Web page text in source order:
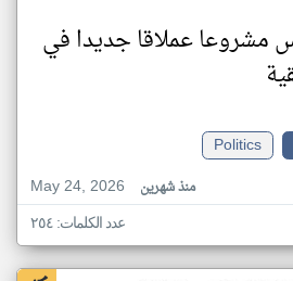
مشروعا عملاقا جديدا في
Politics
May 24, 2026
منذ شهرين
عدد الكلمات: ٢٥٤